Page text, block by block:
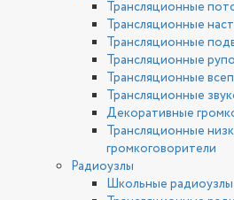
Трансляционные
Трансляционные
Трансляционные
Трансляционные
Трансляционные
Трансляционные
Декоративные
Трансляционные
громкоговорители
Радиоузлы
Школьные радиоузлы